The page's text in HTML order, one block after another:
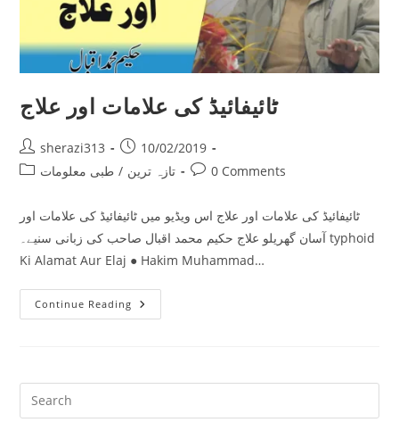
ٹائیفائیڈ کی علامات اور علاج
Post
author:
sherazi313
Post
published:
10/02/2019
Post
تازہ ترین / طبی معلومات
Post0 Comments
ٹائیفائیڈ کی علامات اور علاج اس ویڈیو میں ٹائیفائیڈ کی علامات اور
آسان گھریلو علاج حکیم محمد اقبال صاحب کی زبانی سنیے۔ typhoid
Ki Alamat Aur Elaj ● Hakim Muhammad…
Continue Reading ٹائیفائیڈ
کی